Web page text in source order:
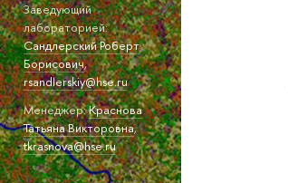
Заведующий
лабораторией:
Сандлерский Роберт
Борисович,
rsandlerskiy@hse.ru
Менеджер:Краснова
Татьяна Викторовна,
tkrasnova@hse.ru